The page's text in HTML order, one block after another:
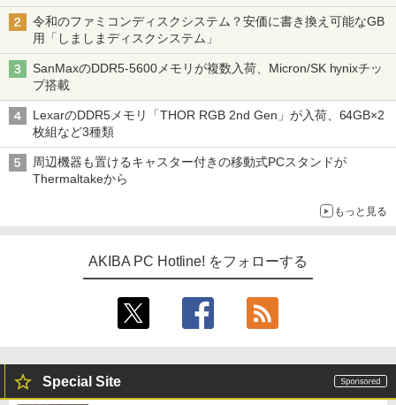
令和のファミコンディスクシステム？安価に書き換え可能なGB
用「しましまディスクシステム」
SanMaxのDDR5-5600メモリが複数入荷、Micron/SK hynixチッ
プ搭載
LexarのDDR5メモリ「THOR RGB 2nd Gen」が入荷、64GB×2
枚組など3種類
周辺機器も置けるキャスター付きの移動式PCスタンドが
Thermaltakeから
もっと見る
AKIBA PC Hotline! をフォローする
Special Site